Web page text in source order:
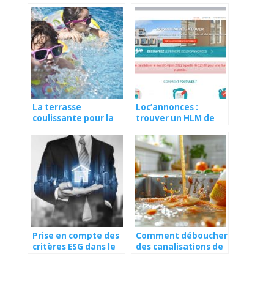
La terrasse
coulissante pour la
Loc’annonces :
trouver un HLM de
Prise en compte des
critères ESG dans le
Comment déboucher
des canalisations de